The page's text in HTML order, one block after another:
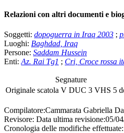
Relazioni con altri documenti e
Soggetti: dopoguerra in Iraq 2003 ;
Luoghi: Baghdad, Iraq
Persone: Saddam Hussein
Enti: Az. Rai Tg1 ; Cri, Croce rossa
Segnature
Originale scatola V DUC 3 VHS 5
Compilatore:Cammarata Gabriella
Revisore: Data ultima revisione:05/
Cronologia delle modifiche effettuate: